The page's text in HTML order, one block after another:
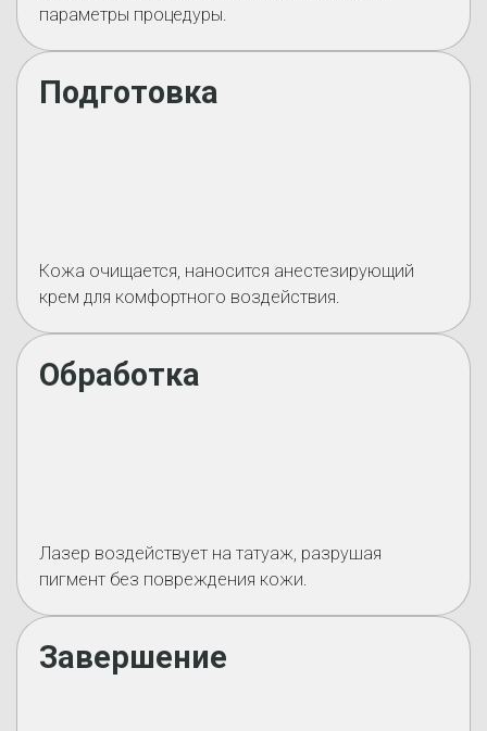
параметры процедуры.
Подготовка
Кожа очищается, наносится анестезирующий
крем для комфортного воздействия.
Обработка
Лазер воздействует на татуаж, разрушая
пигмент без повреждения кожи.
Завершение